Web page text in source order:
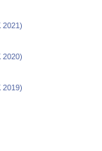
2021)
2020)
2019)